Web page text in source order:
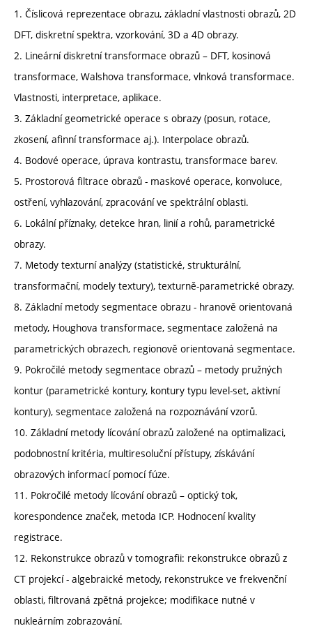
1. Číslicová reprezentace obrazu, základní vlastnosti obrazů, 2D
DFT, diskretní spektra, vzorkování, 3D a 4D obrazy.
2. Lineární diskretní transformace obrazů – DFT, kosinová
transformace, Walshova transformace, vlnková transformace.
Vlastnosti, interpretace, aplikace.
3. Základní geometrické operace s obrazy (posun, rotace,
zkosení, afinní transformace aj.). Interpolace obrazů.
4. Bodové operace, úprava kontrastu, transformace barev.
5. Prostorová filtrace obrazů - maskové operace, konvoluce,
ostření, vyhlazování, zpracování ve spektrální oblasti.
6. Lokální příznaky, detekce hran, linií a rohů, parametrické
obrazy.
7. Metody texturní analýzy (statistické, strukturální,
transformační, modely textury), texturně-parametrické obrazy.
8. Základní metody segmentace obrazu - hranově orientovaná
metody, Houghova transformace, segmentace založená na
parametrických obrazech, regionově orientovaná segmentace.
9. Pokročilé metody segmentace obrazů – metody pružných
kontur (parametrické kontury, kontury typu level-set, aktivní
kontury), segmentace založená na rozpoznávání vzorů.
10. Základní metody lícování obrazů založené na optimalizaci,
podobnostní kritéria, multiresoluční přístupy, získávání
obrazových informací pomocí fúze.
11. Pokročilé metody lícování obrazů – optický tok,
korespondence značek, metoda ICP. Hodnocení kvality
registrace.
12. Rekonstrukce obrazů v tomografii: rekonstrukce obrazů z
CT projekcí - algebraické metody, rekonstrukce ve frekvenční
oblasti, filtrovaná zpětná projekce; modifikace nutné v
nukleárním zobrazování.